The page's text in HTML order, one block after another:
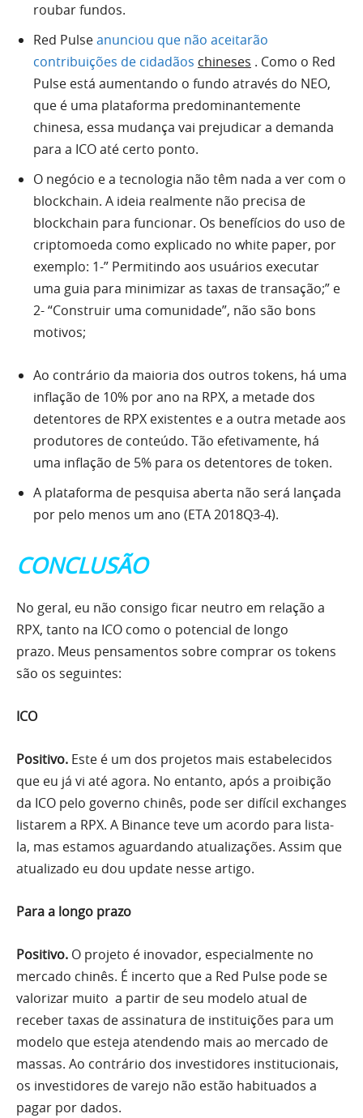
roubar fundos.
Red Pulseanunciou que não aceitarão
contribuições de cidadãos chineses . Como o Red
Pulse está aumentando o fundo através do NEO,
que é uma plataforma predominantemente
chinesa, essa mudança vai prejudicar a demanda
para a ICO até certo ponto.
O negócio e a tecnologia não têm nada a ver com o
blockchain. A ideia realmente não precisa de
blockchain para funcionar. Os benefícios do uso de
criptomoeda como explicado no white paper, por
exemplo: 1-” Permitindo aos usuários executar
uma guia para minimizar as taxas de transação;” e
2- “Construir uma comunidade”, não são bons
motivos;
Ao contrário da maioria dos outros tokens, há uma
inflação de 10% por ano na RPX, a metade dos
detentores de RPX existentes e a outra metade aos
produtores de conteúdo. Tão efetivamente, há
uma inflação de 5% para os detentores de token.
A plataforma de pesquisa aberta não será lançada
por pelo menos um ano (ETA 2018Q3-4).
CONCLUSÃO
No geral, eu não consigo ficar neutro em relação a
RPX, tanto na ICO como o potencial de longo
prazo. Meus pensamentos sobre comprar os tokens
são os seguintes:
ICO
Positivo. Este é um dos projetos mais estabelecidos
que eu já vi até agora. No entanto, após a proibição
da ICO pelo governo chinês, pode ser difícil exchanges
listarem a RPX. A Binance teve um acordo para lista-
la, mas estamos aguardando atualizações. Assim que
atualizado eu dou update nesse artigo.
Para a longo prazo
Positivo. O projeto é inovador, especialmente no
mercado chinês. É incerto que a Red Pulse pode se
valorizar muito a partir de seu modelo atual de
receber taxas de assinatura de instituições para um
modelo que esteja atendendo mais ao mercado de
massas. Ao contrário dos investidores institucionais,
os investidores de varejo não estão habituados a
pagar por dados.